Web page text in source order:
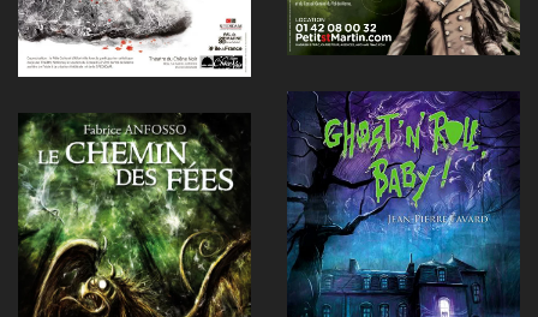
Voir
Voir